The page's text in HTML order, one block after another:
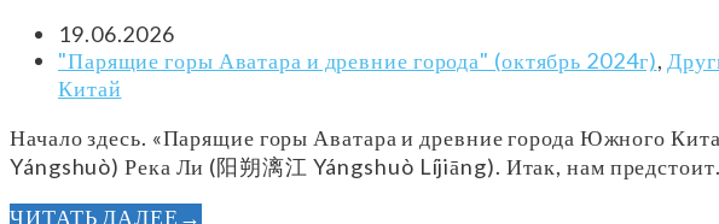
19.06.2026
"Парящие горы Аватара и древние города" (октябрь 2024г),
Китай
Начало здесь. «Парящие горы Аватара и древние города Южного
Yángshuò) Река Ли (阳朔漓江 Yángshuò Líjiāng). Итак, нам
ЧИТАТЬ ДАЛЕЕ →